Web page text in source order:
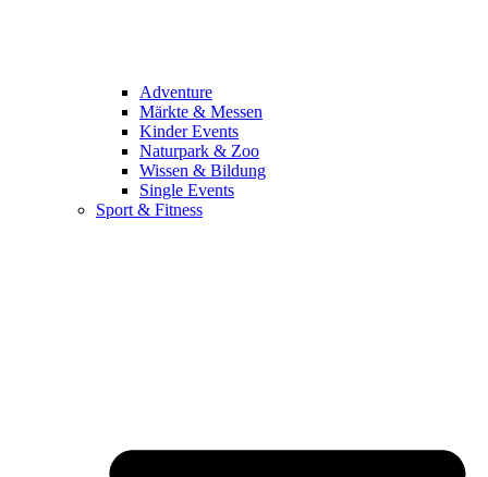
Adventure
Märkte & Messen
Kinder Events
Naturpark & Zoo
Wissen & Bildung
Single Events
Sport & Fitness